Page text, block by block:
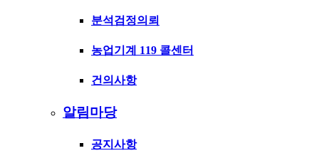
분석검정의뢰
농업기계 119 콜센터
건의사항
알림마당
공지사항